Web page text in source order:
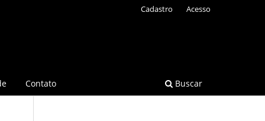
Contato Buscar
Cadastro Acesso